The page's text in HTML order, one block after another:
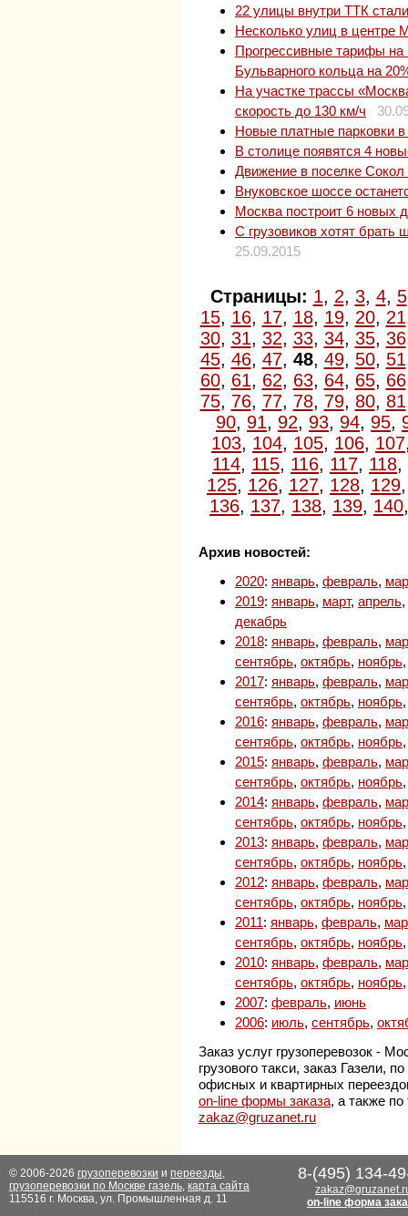
22 улицы внутри ТТК
Несколько улиц в центре
Прогрессивные тарифы на
Бульварного кольца на
На участке трассы
скорость до 130 км/ч
Новые платные парковки
В столице появятся 4
Движение в поселке Сокол
Внуковское шоссе
Москва построит 6 новых
С грузовиков хотят
25.09.2015
Страницы: 1, 2, 3, 4, 5
15, 16, 17, 18, 19, 20, 21
30, 31, 32, 33, 34, 35, 36
45, 46, 47, 48, 49, 50, 51
60, 61, 62, 63, 64, 65, 66
75, 76, 77, 78, 79, 80, 81
90, 91, 92, 93, 94, 95,
103, 104, 105, 106, 107
114, 115, 116, 117, 118,
125, 126, 127, 128, 129
136, 137, 138, 139, 140
Архив новостей:
2020: январь, февраль,
2019: январь, март, апрель,
декабрь
2018: январь, февраль,
сентябрь, октябрь, ноябрь
2017: январь, февраль,
сентябрь, октябрь, ноябрь
2016: январь, февраль,
сентябрь, октябрь, ноябрь
2015: январь, февраль,
сентябрь, октябрь, ноябрь
2014: январь, февраль,
сентябрь, октябрь, ноябрь
2013: январь, февраль,
сентябрь, октябрь, ноябрь
2012: январь, февраль,
сентябрь, октябрь, ноябрь
2011: январь, февраль,
сентябрь, октябрь, ноябрь
2010: январь, февраль,
сентябрь, октябрь, ноябрь
2007: февраль, июнь
2006: июль, сентябрь,
Заказ услуг грузоперевозок -
грузового такси, заказ Газели,
офисных и квартирных
on-line формы заказа, а также
zakaz@gruzanet.ru
© 2006-2026 грузоперевозки и переезды,
грузоперевозки по Москве газель, карта сайта
115516 г. Москва, ул. Промышленная д. 11
8-(495) 134-
on-line форма